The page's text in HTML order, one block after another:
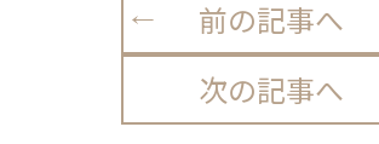
前の記事へ
次の記事へ